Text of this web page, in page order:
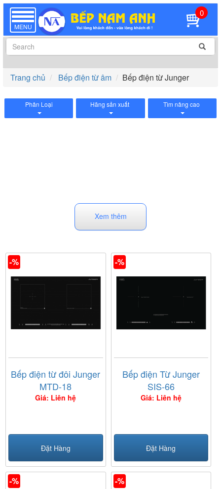
TOGGLE
NAVIGATION
MENU
0
Trang chủ Bếp điện từ âm Bếp điện từ Junger
Phân Loại Hãng sản xuất Tìm nâng cao
Xem thêm
-%
Bếp điện từ đôi Junger
MTD-18
Giá: Liên hệ
Đặt Hàng
-%
Bếp điện Từ Junger
SIS-66
Giá: Liên hệ
Đặt Hàng
-% -%